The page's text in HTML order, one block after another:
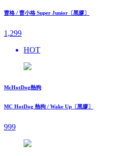
曹格 / 曹小格 Super Junior〔黑膠〕
1,299
HOT
McHotDog熱狗
MC HotDog 熱狗 / Wake Up〔黑膠〕
999